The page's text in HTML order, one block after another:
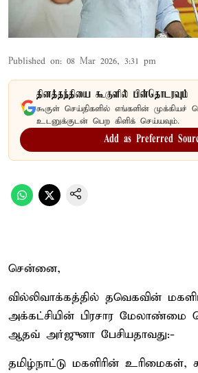
Published on: 08 Mar 2026, 3:31 pm
தினத்தந்தியை கூகுளில் பின்தொடரவும்
கூகுள் செய்திகளில் எங்களின் முக்கியச்
உடனுக்குடன் பெற கிளிக் செய்யவும்.
Add as Preferred
சென்னை,
வில்லிவாக்கத்தில் தவெகவின்
அக்கட்சியின் பிரசார மேலாண்மை
ஆதவ் அர்ஜுனா பேசியதாவது:-
தமிழ்நாட்டு மகளிரின் உரிமைகள்,